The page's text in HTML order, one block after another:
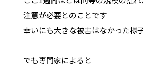
注意が必要とのことです
幸いにも大きな被害はなかった様
でも専門家によると